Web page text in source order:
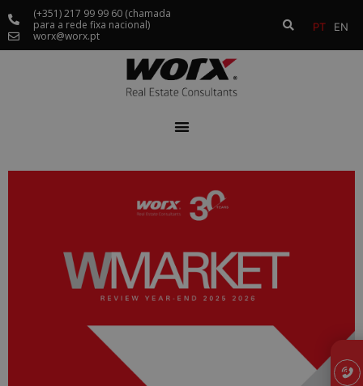
(+351) 217 99 99 60 (chamada
para a rede fixa nacional)
worx@worx.pt
PT EN